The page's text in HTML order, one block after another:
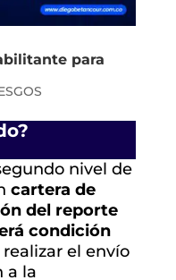
para
nivel de
cartera de
del reporte
condición
el envío
a la